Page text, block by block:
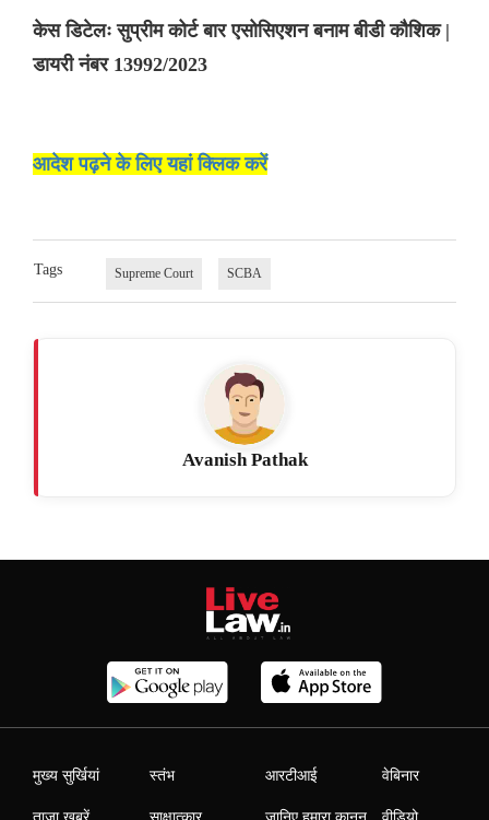
केस डिटेलः सुप्रीम कोर्ट बार एसोसिएशन बनाम बीडी कौशिक |
डायरी नंबर 13992/2023
आदेश पढ़ने के लिए यहां क्लिक करें
Tags Supreme Court SCBA
Avanish Pathak
मुख्य सुर्खियां स्तंभ आरटीआई वेबिनार